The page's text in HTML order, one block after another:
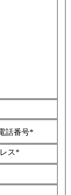
話番号*
ス*